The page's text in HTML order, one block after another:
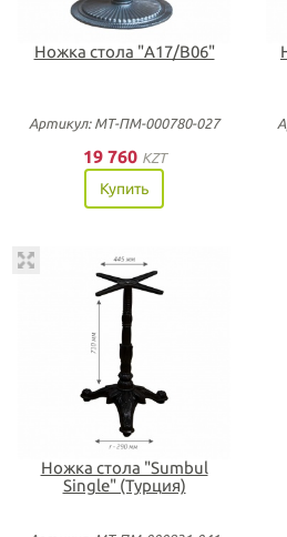
Ножка стола "А17/В06"
Артикул: МТ-ПМ-000780-027
19 760 KZT
Купить
Ножка стола "Sumbul
Single" (Турция)